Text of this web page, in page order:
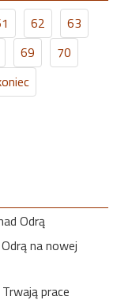
62
63
69
70
Odrą
na nowej
prace